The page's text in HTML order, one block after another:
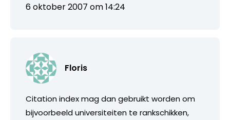
6 oktober 2007 om 14:24
Floris
Citation index mag dan gebruikt worden om
bijvoorbeeld universiteiten te rankschikken,